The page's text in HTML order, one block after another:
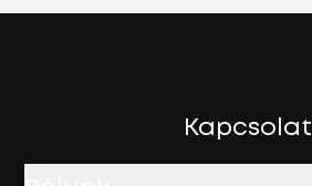
Kapcsolat